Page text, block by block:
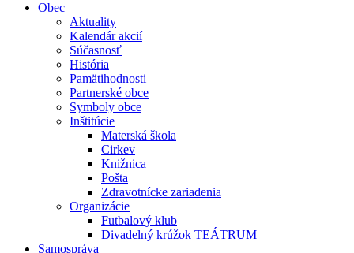
Obec
Aktuality
Kalendár akcií
Súčasnosť
História
Pamätihodnosti
Partnerské obce
Symboly obce
Inštitúcie
Materská škola
Cirkev
Knižnica
Pošta
Zdravotnícke zariadenia
Organizácie
Futbalový klub
Divadelný krúžok TEÁTRUM
Samospráva